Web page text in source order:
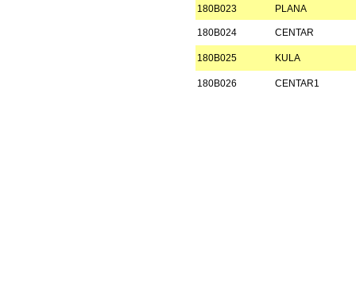
180B023
PLANA
180B024 CENTAR
180B025 KULA
180B026 CENTAR1